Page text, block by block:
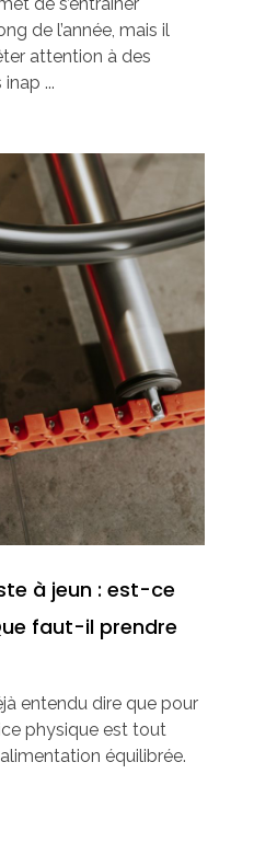
de l’année, mais il
attention à des
...
à jeun : est-ce
faut-il prendre
entendu dire que pour
physique est tout
équilibrée.